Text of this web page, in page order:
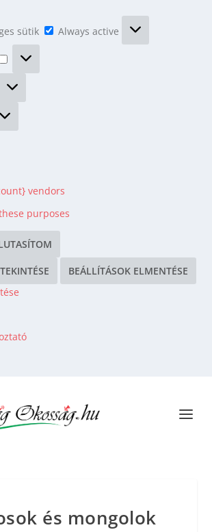
sütik
szükséges
Always active
Preferenciális
Statisztikai
vendors
purposes
BEÁLLÍTÁSOK ELMENTÉSE
és mongolok